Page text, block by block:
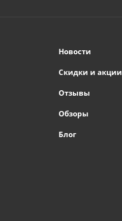
Новости
Скидки и акции
Отзывы
Обзоры
Блог